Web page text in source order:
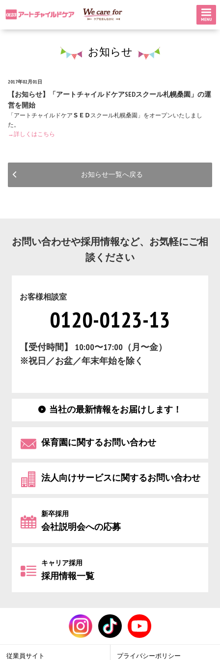
お知らせ
2017年02月01日
【お知らせ】「アートチャイルドケアSEDスクール札幌桑園」の運
営を開始
「アートチャイルドケアＳＥＤスクール札幌桑園」をオープンいたしまし
た。
→詳しくはこちら
お知らせ一覧へ戻る
お問い合わせや採用情報など、お気軽にご相
談ください
お客様相談室
0120-0123-13
【受付時間】 10:00〜17:00（月〜金）
※祝日／お盆／年末年始を除く
当社の最新情報をお届けします！
保育園に関するお問い合わせ
法人向けサービスに関するお問い合わせ
新卒採用
会社説明会への応募
キャリア採用
採用情報一覧
従業員サイト プライバシーポリシー